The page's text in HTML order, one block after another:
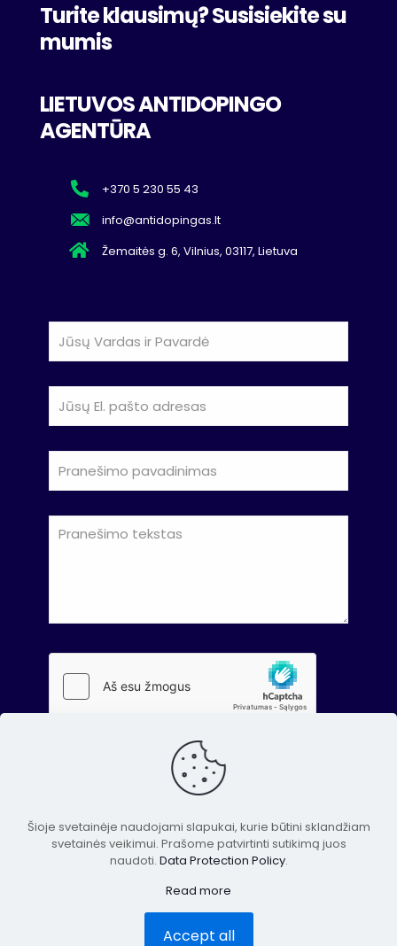
Turite klausimų? Susisiekite su
mumis
LIETUVOS ANTIDOPINGO
AGENTŪRA
+370 5 230 55 43
info@antidopingas.lt
Žemaitės g. 6, Vilnius, 03117, Lietuva
saugomos.
Website created by ONNET
Šioje svetainėje naudojami slapukai, kurie būtini sklandžiam
svetainės veikimui. Prašome patvirtinti sutikimą juos
naudoti. Data Protection Policy.
Read more
Accept all